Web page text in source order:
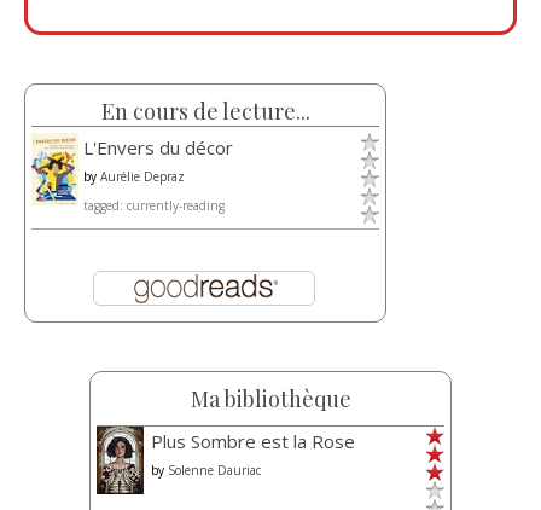
En cours de lecture...
L'Envers du décor
by Aurélie Depraz
tagged: currently-reading
Ma bibliothèque
Plus Sombre est la Rose
by Solenne Dauriac